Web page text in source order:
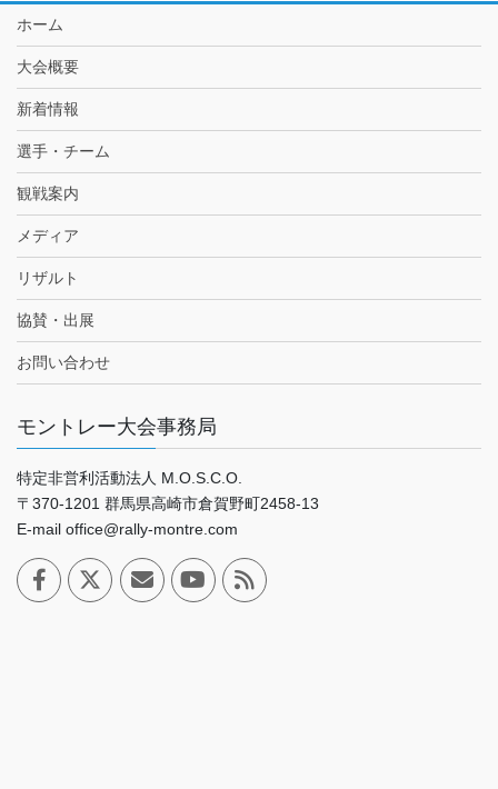
ホーム
大会概要
新着情報
選手・チーム
観戦案内
メディア
リザルト
協賛・出展
お問い合わせ
モントレー大会事務局
特定非営利活動法人 M.O.S.C.O.
〒370-1201 群馬県高崎市倉賀野町2458-13
E-mail office@rally-montre.com